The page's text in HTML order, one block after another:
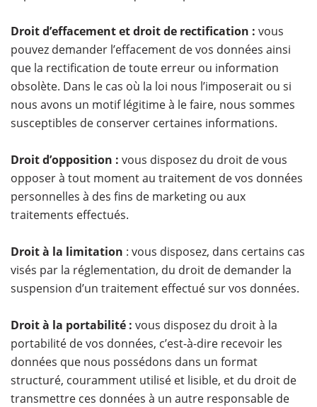
Droit d’effacement et droit de rectification : vous
pouvez demander l’effacement de vos données ainsi
que la rectification de toute erreur ou information
obsolète. Dans le cas où la loi nous l’imposerait ou si
nous avons un motif légitime à le faire, nous sommes
susceptibles de conserver certaines informations.
Droit d’opposition : vous disposez du droit de vous
opposer à tout moment au traitement de vos données
personnelles à des fins de marketing ou aux
traitements effectués.
Droit à la limitation : vous disposez, dans certains cas
visés par la réglementation, du droit de demander la
suspension d’un traitement effectué sur vos données.
Droit à la portabilité : vous disposez du droit à la
portabilité de vos données, c’est-à-dire recevoir les
données que nous possédons dans un format
structuré, couramment utilisé et lisible, et du droit de
transmettre ces données à un autre responsable de